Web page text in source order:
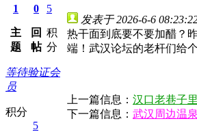
1
主
题
0
回
帖
5
积
分
等待验证会
员
积分
5
发表于 2026-6-6
热干面到底要不要加醋？
端！武汉论坛的老杆们给
上一篇信息： 汉口老巷子
下一篇信息： 武汉周边温